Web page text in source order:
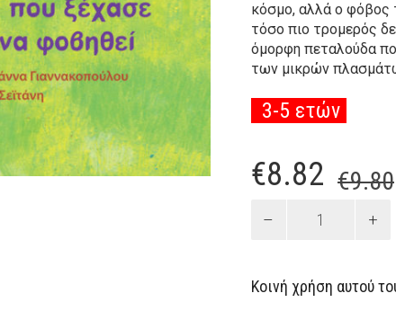
κόσμο, αλλά ο φόβος
τόσο πιο τρομερός
όμορφη πεταλούδα
των μικρών
3-5 ετών
€9.80
€8.82
Η
σκαντζόχοιρος
να
Κοινή χρήση αυτού